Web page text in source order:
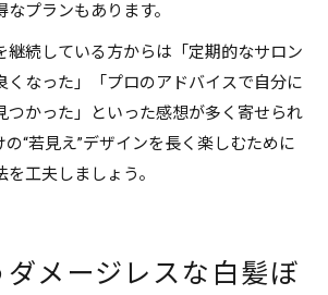
プランもあります。
継続している方からは「定期的なサロン
くなった」「プロのアドバイスで自分に
つかった」といった感想が多く寄せられ
“若見え”デザインを長く楽しむために
工夫しましょう。
メージレスな白髪ぼ